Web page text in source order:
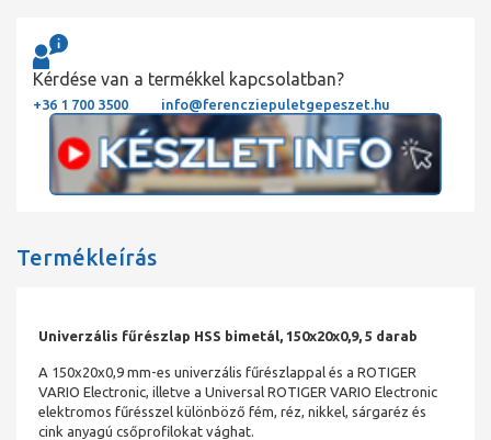
Kérdése van a termékkel kapcsolatban?
+36 1 700 3500 info@ferencziepuletgepeszet.hu
Termékleírás
Univerzális fűrészlap HSS bimetál, 150x20x0,9, 5 darab
A 150x20x0,9 mm-es univerzális fűrészlappal és a ROTIGER
VARIO Electronic, illetve a Universal ROTIGER VARIO Electronic
elektromos fűrésszel különböző fém, réz, nikkel, sárgaréz és
cink anyagú csőprofilokat vághat.